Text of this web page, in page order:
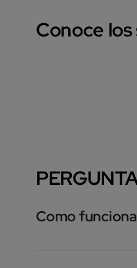
Conoce
Como